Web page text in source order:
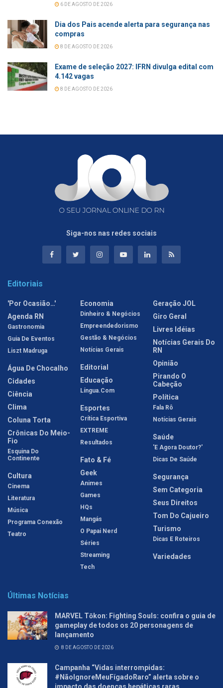
6 DE AGOSTO DE 2026
Dia dos Pais acende alerta para segurança nas
compras
8 DE AGOSTO DE 2026
Exame de seleção 2027: IFRN divulga edital com
4.142 vagas
8 DE AGOSTO DE 2026
Siga-nos nas redes sociais
Editoriais
'Por Ocasião…'
Agenda RN
Gastronomia
Guia De Eventos
Liszt Madruga
Água De Chocalho
Cidades
Ciência
Clima
Coluna Torta
Crônicas Do Meio-
Fio
Esquina Do
Continente
Cultura
Cinema
Literatura
Música
Programa Conexão
Teatro
Economia
Dinheiro & Negócios
Empreendedorismo
Gestão & Negócios
Notícias Gerais
Editorial
Educação
Língua.com
Esportes
Crítica Esportiva
EXTREME
Resultados
Fato & Fé
Geek
Animes
Games
HQs
Mangás
O Papai Nerd
Séries
Streaming
Tech
Geração JOL
Giro Geral
Livres Idéias
Notícias Gerais Do
RN
Opinião
Pirando O
Cabeção
Política
Fala Rô
Notícias Gerais
Saúde
'E Agora Doutor?'
Dicas De Saúde
Segurança
Sem Categoria
Seus Direitos
Tom Do Cajueiro
Turismo
Dicas E Roteiros
Variedades
Últimas Notícias
MARVEL Tōkon: Fighting Souls: confira o guia de
gameplay de todos os 20 personagens de
lançamento
8 DE AGOSTO DE 2026
Campanha “Vidas interrompidas:
#NãoIgnoreMeuFígadoRaro” alerta sobre o